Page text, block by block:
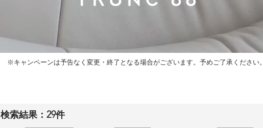
※キャンペーンは予告なく変更・終了となる場合がございます。予めご了承ください。
検索結果： 29件